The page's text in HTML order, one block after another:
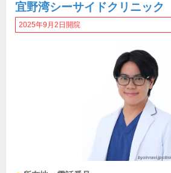
宜野湾シーサイドクリニック
2025年9月2日開院